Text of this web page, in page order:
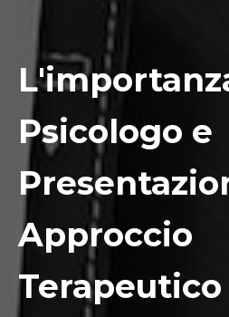
Psicologo e
Approccio